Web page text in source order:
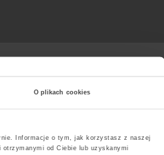
O plikach cookies
Informacje o tym, jak korzystasz z naszej
od Ciebie lub uzyskanymi